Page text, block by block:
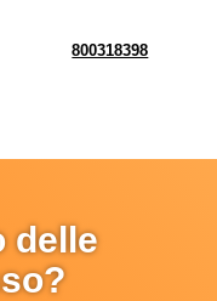
800318398
delle